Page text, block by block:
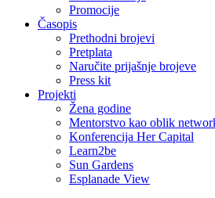
Promocije
Časopis
Prethodni brojevi
Pretplata
Naručite prijašnje brojeve
Press kit
Projekti
Žena godine
Mentorstvo kao oblik
Konferencija Her Capital
Learn2be
Sun Gardens
Esplanade View